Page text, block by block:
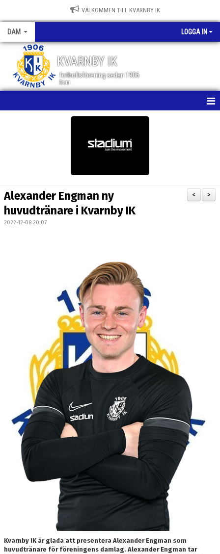
VÄLKOMMEN TILL KVARNBY IK
DAM LOGGA IN
KVARNBY IK
fotbollsförening sedan 1906
Dam
TRUPPEN
TRÄNING
>
<
Alexander Engman ny
huvudtränare i Kvarnby IK
2022-12-08 20:07
Kvarnby IK är glada att presentera Alexander Engman som
huvudtränare för föreningens damlag. Alexander Engman tar